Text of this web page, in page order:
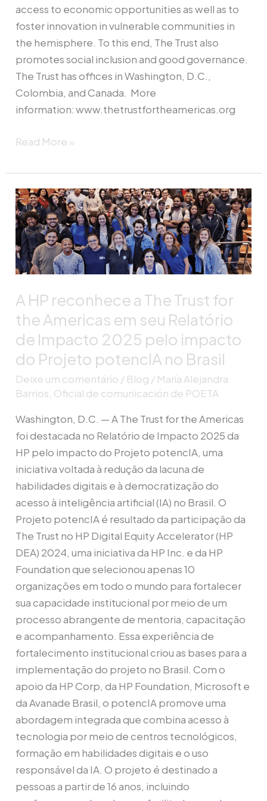
access to economic opportunities as well as to
foster innovation in vulnerable communities in
the hemisphere. To this end, The Trust also
promotes social inclusion and good governance.
The Trust has offices in Washington, D.C.,
Colombia, and Canada. More
information: www.thetrustfortheamericas.org
Read More »
A HP reconhece a The Trust for
the Americas em seu Relatório
de Impacto 2025 pelo impacto
do Projeto potencIA no Brasil
Deixe um comentário / Blog / María Alejandra
Barrios, Oficial de comunicación de POETA
Washington, D.C. — A The Trust for the Americas
foi destacada no Relatório de Impacto 2025 da
HP pelo impacto do Projeto potencIA, uma
iniciativa voltada à redução da lacuna de
habilidades digitais e à democratização do
acesso à inteligência artificial (IA) no Brasil. O
Projeto potencIA é resultado da participação da
The Trust no HP Digital Equity Accelerator (HP
DEA) 2024, uma iniciativa da HP Inc. e da HP
Foundation que selecionou apenas 10
organizações em todo o mundo para fortalecer
sua capacidade institucional por meio de um
processo abrangente de mentoria, capacitação
e acompanhamento. Essa experiência de
fortalecimento institucional criou as bases para a
implementação do projeto no Brasil. Com o
apoio da HP Corp, da HP Foundation, Microsoft e
da Avanade Brasil, o potencIA promove uma
abordagem integrada que combina acesso à
tecnologia por meio de centros tecnológicos,
formação em habilidades digitais e o uso
responsável da IA. O projeto é destinado a
pessoas a partir de 16 anos, incluindo
A
HP
reconhece
a
The
for
the
Americas
em
seu
Relatório
de
Impacto
2025
pelo
impacto
do
potencIA
no
Brasil